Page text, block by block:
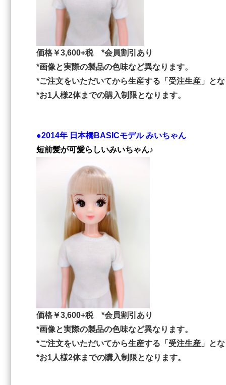
価格￥3,600+税 *会員割引あり
*画像と実際の製品の色味など異なります。
*ご注文をいただいてから生産する「受注生産」と
*お1人様2体までの購入制限となります。
●2014年 日本橋BASICモデル みいちゃん
短前髪が可愛らしいみいちゃん♪
価格￥3,600+税 *会員割引あり
*画像と実際の製品の色味など異なります。
*ご注文をいただいてから生産する「受注生産」と
*お1人様2体までの購入制限となります。